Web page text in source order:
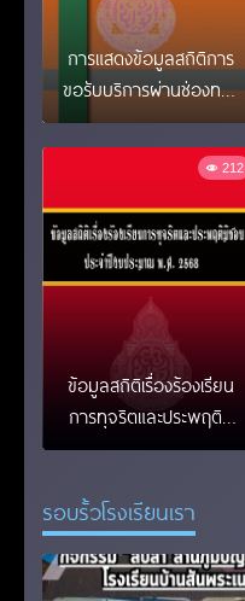
การแสดงข้อมูลสถิติการ
ขอรับบริการผ่านช่องทาง
ออนไลน์ (E-SERVICE)
ปีงบประมาณ พ.ศ. 2568
212
ข้อมูลสถิติเรื่องร้องเรียน
การทุจริตและประพฤติมิ
ชอบ ประจำปีงบประมาณ
รอบรั้วโรงเรียนเรา